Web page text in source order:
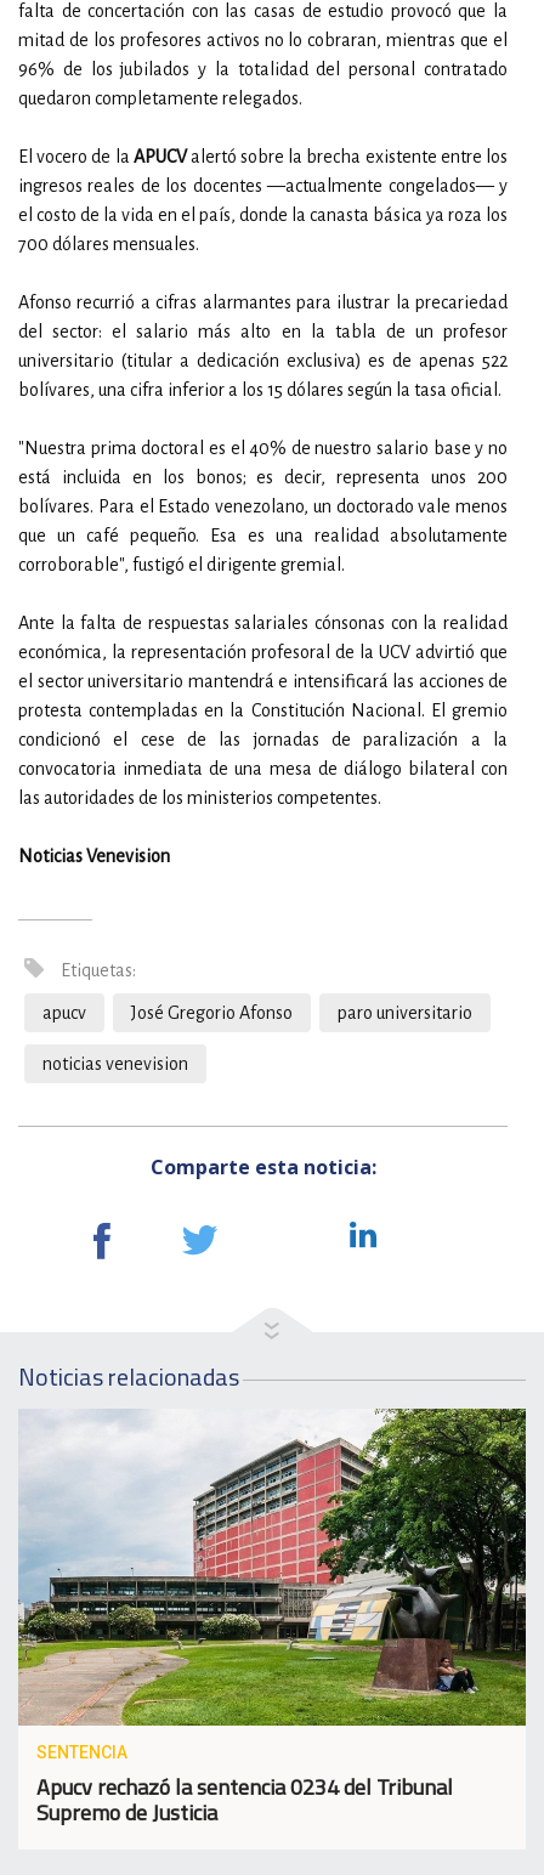
falta de concertación con las casas de estudio provocó que la
mitad de los profesores activos no lo cobraran, mientras que el
96% de los jubilados y la totalidad del personal contratado
quedaron completamente relegados.
El vocero de la APUCValertó sobre la brecha existente entre los
ingresos reales de los docentes —actualmente congelados— y
el costo de la vida en el país, donde la canasta básica ya roza los
700 dólares mensuales.
Afonso recurrió a cifras alarmantes para ilustrar la precariedad
del sector: el salario más alto en la tabla de un profesor
universitario (titular a dedicación exclusiva) es de apenas 522
bolívares, una cifra inferior a los 15 dólares según la tasa oficial.
"Nuestra prima doctoral es el 40% de nuestro salario base y no
está incluida en los bonos; es decir, representa unos 200
bolívares. Para el Estado venezolano, un doctorado vale menos
que un café pequeño. Esa es una realidad absolutamente
corroborable", fustigó el dirigente gremial.
Ante la falta de respuestas salariales cónsonas con la realidad
económica, la representación profesoral de la UCV advirtió que
el sector universitario mantendrá e intensificará las acciones de
protesta contempladas en la Constitución Nacional. El gremio
condicionó el cese de las jornadas de paralización a la
convocatoria inmediata de una mesa de diálogo bilateral con
las autoridades de los ministerios competentes.
Noticias Venevision
Etiquetas:
apucv José Gregorio Afonso paro universitario
noticias venevision
Comparte esta noticia:
Noticias relacionadas
SENTENCIA
Apucv rechazó la sentencia 0234 del Tribunal
Supremo de Justicia